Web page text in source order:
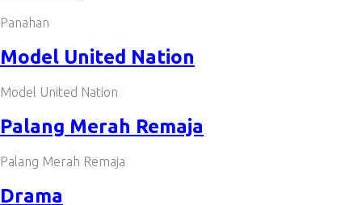
Panahan
Model United Nation
Model United Nation
Palang Merah Remaja
Palang Merah Remaja
Drama